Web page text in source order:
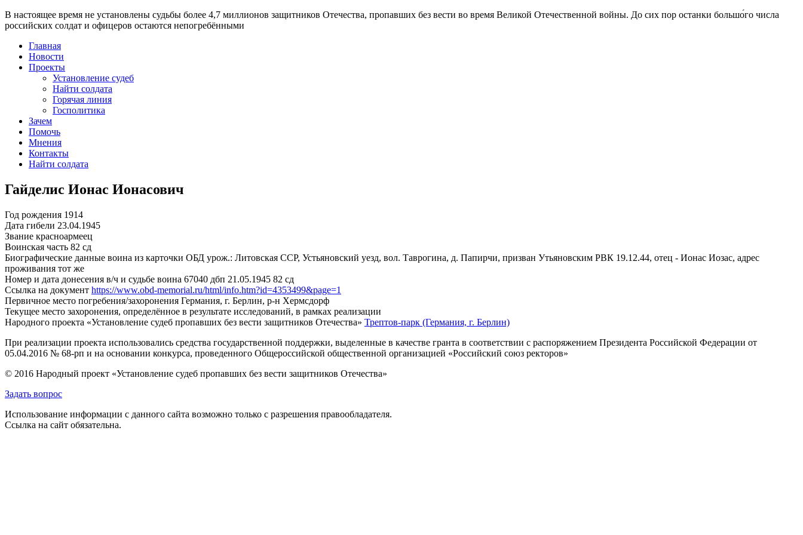
В настоящее время не установлены судьбы более 4,7 миллионов защитников Отечества, пропавших без вести во время Великой Отечественной войны. До сих пор останки большо́го числа
российских солдат и офицеров остаются непогребёнными
Главная
Новости
Проекты
Установление судеб
Найти солдата
Горячая линия
Госполитика
Зачем
Помочь
Мнения
Контакты
Найти солдата
Гайделис Ионас Ионасович
Год рождения 1914
Дата гибели 23.04.1945
Звание красноармеец
Воинская часть 82 сд
Биографические данные воина из карточки ОБД урож.: Литовская ССР, Устьяновский уезд, вол. Таврогина, д. Папирчи, призван Утьяновским РВК 19.12.44, отец - Ионас Иозас, адрес
проживания тот же
Номер и дата донесения в/ч и судьбе воина 67040 дбп 21.05.1945 82 сд
Ссылка на документ https://www.obd-memorial.ru/html/info.htm?id=4353499&page=1
Первичное место погребения/захоронения Германия, г. Берлин, р-н Хермсдорф
Текущее место захоронения, определённое в результате исследований, в рамках реализации
Народного проекта «Установление судеб пропавших без вести защитников Отечества» Трептов-парк (Германия, г. Берлин)
При реализации проекта использовались средства государственной поддержки, выделенные в качестве гранта в соответствии с распоряжением Президента Российской Федерации от
05.04.2016 № 68-рп и на основании конкурса, проведенного Общероссийской общественной организацией «Российский союз ректоров»
© 2016 Народный проект «Установление судеб пропавших без вести защитников Отечества»
Задать вопрос
Использование информации с данного сайта возможно только с разрешения правообладателя.
Ссылка на сайт обязательна.